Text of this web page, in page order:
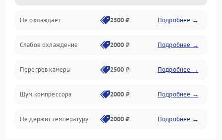
Не охлаждает 2500 ₽ Подробнее →
Слабое охлаждение 2000 ₽ Подробнее →
Перегрев камеры 2500 ₽ Подробнее →
Шум компрессора 2000 ₽ Подробнее →
Не держит температуру 2000 ₽ Подробнее →